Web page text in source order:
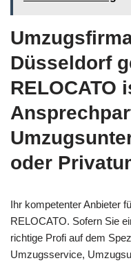
Düsseldorf
RELOCATO
oder
Ihr kompetenter Anbieter
RELOCATO. Sofern Sie
richtige Profi auf dem
Umzugsservice,